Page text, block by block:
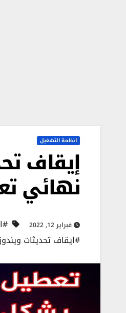
انظمة التشغيل
نهائي
فبراير 12, 2022
#ايقاف تحديثات ويندوز 11 نهائيا